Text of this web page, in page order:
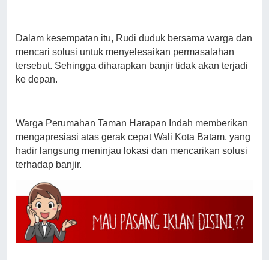
Dalam kesempatan itu, Rudi duduk bersama warga dan
mencari solusi untuk menyelesaikan permasalahan
tersebut. Sehingga diharapkan banjir tidak akan terjadi
ke depan.
Warga Perumahan Taman Harapan Indah memberikan
mengapresiasi atas gerak cepat Wali Kota Batam, yang
hadir langsung meninjau lokasi dan mencarikan solusi
terhadap banjir.